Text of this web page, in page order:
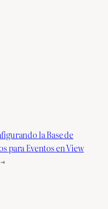
la Base de
para Eventos en View
→